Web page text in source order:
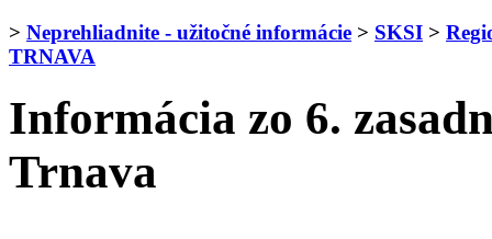
> Neprehliadnite - užitočné informácie > SKSI >
TRNAVA
Informácia zo 6.
Trnava